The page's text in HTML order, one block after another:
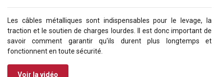
Les câbles métalliques sont indispensables pour le levage, la
traction et le soutien de charges lourdes. Il est donc important de
savoir comment garantir qu'ils durent plus longtemps et
fonctionnent en toute sécurité.
Voir la vidéo
ENGLISH
Nous utilisons des cookies pour personnaliser le
contenu, les publicités et analyser notre trafic.
Nous partageons également des informations
sur votre utilisation de notre site avec nos